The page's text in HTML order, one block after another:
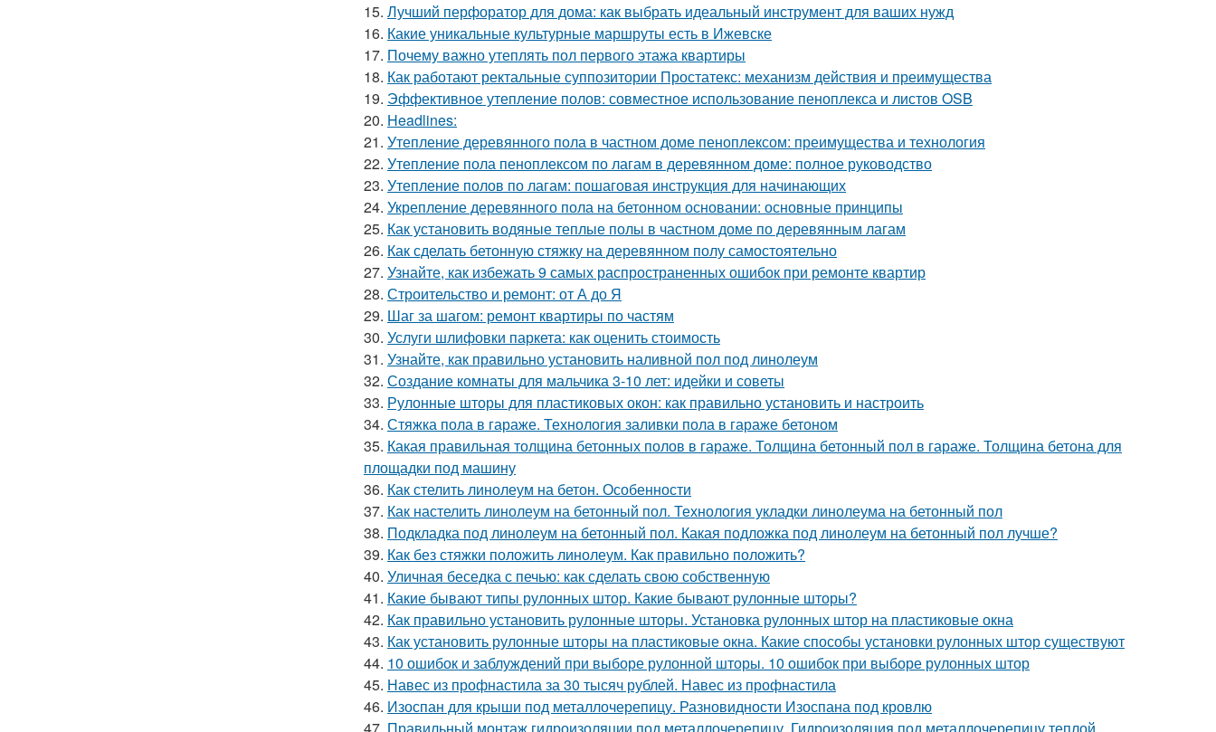
15. Лучший перфоратор для дома: как выбрать идеальный инструмент для ваших нужд
16. Какие уникальные культурные маршруты есть в Ижевске
17. Почему важно утеплять пол первого этажа квартиры
18. Как работают ректальные суппозитории Простатекс: механизм действия и преимущества
19. Эффективное утепление полов: совместное использование пеноплекса и листов OSB
20. Headlines:
21. Утепление деревянного пола в частном доме пеноплексом: преимущества и технология
22. Утепление пола пеноплексом по лагам в деревянном доме: полное руководство
23. Утепление полов по лагам: пошаговая инструкция для начинающих
24. Укрепление деревянного пола на бетонном основании: основные принципы
25. Как установить водяные теплые полы в частном доме по деревянным лагам
26. Как сделать бетонную стяжку на деревянном полу самостоятельно
27. Узнайте, как избежать 9 самых распространенных ошибок при ремонте квартир
28. Строительство и ремонт: от А до Я
29. Шаг за шагом: ремонт квартиры по частям
30. Услуги шлифовки паркета: как оценить стоимость
31. Узнайте, как правильно установить наливной пол под линолеум
32. Создание комнаты для мальчика 3-10 лет: идейки и советы
33. Рулонные шторы для пластиковых окон: как правильно установить и настроить
34. Стяжка пола в гараже. Технология заливки пола в гараже бетоном
35. Какая правильная толщина бетонных полов в гараже. Толщина бетонный пол в гараже. Толщина бетона для
площадки под машину
36. Как стелить линолеум на бетон. Особенности
37. Как настелить линолеум на бетонный пол. Технология укладки линолеума на бетонный пол
38. Подкладка под линолеум на бетонный пол. Какая подложка под линолеум на бетонный пол лучше?
39. Как без стяжки положить линолеум. Как правильно положить?
40. Уличная беседка с печью: как сделать свою собственную
41. Какие бывают типы рулонных штор. Какие бывают рулонные шторы?
42. Как правильно установить рулонные шторы. Установка рулонных штор на пластиковые окна
43. Как установить рулонные шторы на пластиковые окна. Какие способы установки рулонных штор существуют
44. 10 ошибок и заблуждений при выборе рулонной шторы. 10 ошибок при выборе рулонных штор
45. Навес из профнастила за 30 тысяч рублей. Навес из профнастила
46. Изоспан для крыши под металлочерепицу. Разновидности Изоспана под кровлю